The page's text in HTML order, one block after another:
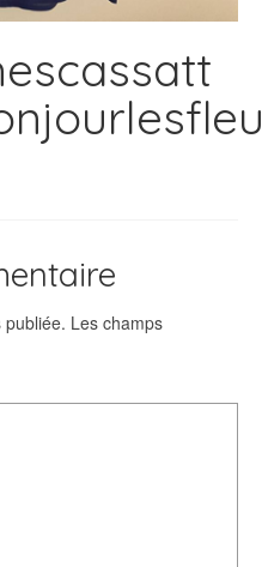
Les champs